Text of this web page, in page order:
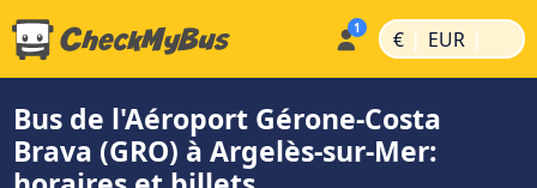
€ | EUR |
Bus de l'Aéroport Gérone-Costa
Brava (GRO) à Argelès-sur-Mer: